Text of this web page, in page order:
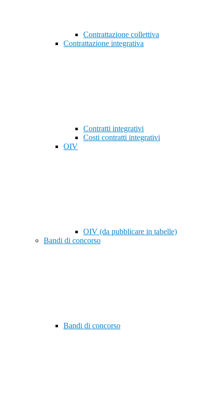
Contrattazione collettiva
Contrattazione integrativa
Contratti integrativi
Costi contratti integrativi
OIV
OIV (da pubblicare in tabelle)
Bandi di concorso
Bandi di concorso